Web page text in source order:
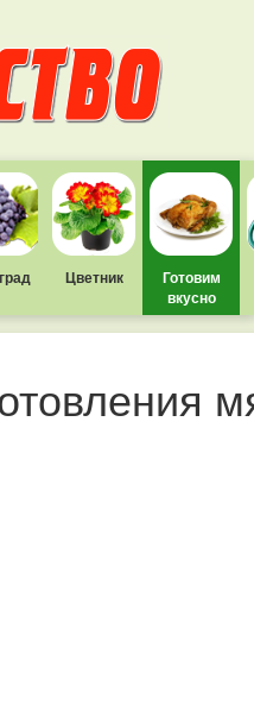
Цветник
Готовим
вкусно